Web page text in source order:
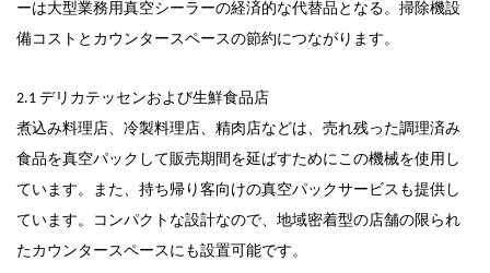
ーは大型業務用真空シーラーの経済的な代替品となる。 掃除機設
備コストとカウンタースペースの節約につながります。
2.1 デリカテッセンおよび生鮮食品店
煮込み料理店、冷製料理店、精肉店などは、売れ残った調理済み
食品を真空パックして販売期間を延ばすためにこの機械を使用し
ています。また、持ち帰り客向けの真空パックサービスも提供し
ています。コンパクトな設計なので、地域密着型の店舗の限られ
たカウンタースペースにも設置可能です。